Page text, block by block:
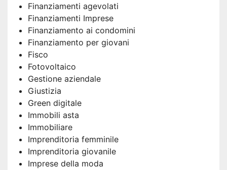
Finanziamenti agevolati
Finanziamenti Imprese
Finanziamento ai condomini
Finanziamento per giovani
Fisco
Fotovoltaico
Gestione aziendale
Giustizia
Green digitale
Immobili asta
Immobiliare
Imprenditoria femminile
Imprenditoria giovanile
Imprese della moda